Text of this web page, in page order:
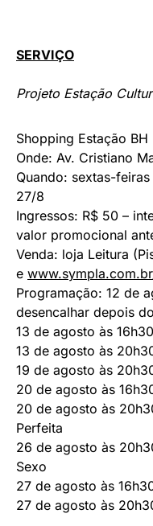
SERVIÇO
Projeto Estação
Shopping Estação BH
Onde: Av. Cristiano
Quando: sextas-
27/8
Ingressos: R$ 50 –
valor promocional
Venda: loja Leitura
e
Programação: 12 de
desencalhar depois
13 de agosto às
13 de agosto às
19 de agosto às
20 de agosto às
20 de agosto às
Perfeita
26 de agosto às
Sexo
27 de agosto às
27 de agosto às